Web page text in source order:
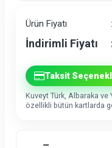
Ürün Fiyatı :
İndirimli Fiyatı
Taksit
Kuveyt Türk, Albaraka ve
özellikli bütün kartlarda